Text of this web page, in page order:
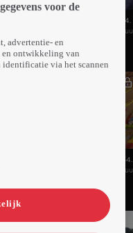
35
voor de
advertentie- en
en ontwikkeling van
identificatie via het scannen